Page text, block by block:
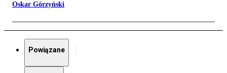
Oskar Górzyński
Powiązane